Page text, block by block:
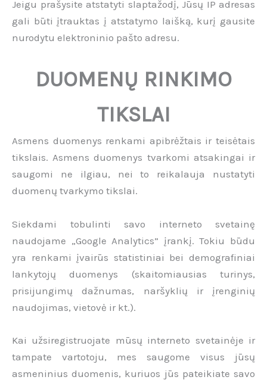
Jeigu prašysite atstatyti slaptažodį, Jūsų IP adresas
gali būti įtrauktas į atstatymo laišką, kurį gausite
nurodytu elektroninio pašto adresu.
DUOMENŲ RINKIMO
TIKSLAI
Asmens duomenys renkami apibrėžtais ir teisėtais
tikslais. Asmens duomenys tvarkomi atsakingai ir
saugomi ne ilgiau, nei to reikalauja nustatyti
duomenų tvarkymo tikslai.
Siekdami tobulinti savo interneto svetainę
naudojame „Google Analytics” įrankį. Tokiu būdu
yra renkami įvairūs statistiniai bei demografiniai
lankytojų duomenys (skaitomiausias turinys,
prisijungimų dažnumas, naršyklių ir įrenginių
naudojimas, vietovė ir kt.).
Kai užsiregistruojate mūsų interneto svetainėje ir
tampate vartotoju, mes saugome visus jūsų
asmeninius duomenis, kuriuos jūs pateikiate savo